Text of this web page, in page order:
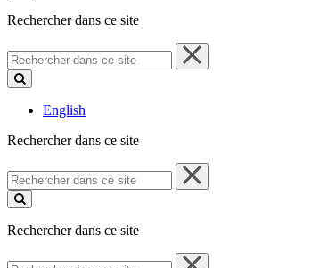
Rechercher dans ce site
Rechercher
dans
ce
English
Rechercher dans ce site
Rechercher
dans
ce
Rechercher dans ce site
Rechercher